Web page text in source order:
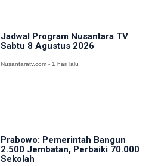
Jadwal Program Nusantara TV
Sabtu 8 Agustus 2026
Nusantaratv.com - 1 hari lalu
Prabowo: Pemerintah Bangun
2.500 Jembatan, Perbaiki 70.000
Sekolah